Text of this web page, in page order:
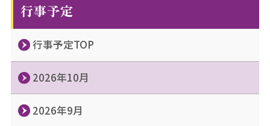
行事予定
行事予定TOP
2026年10月
2026年9月